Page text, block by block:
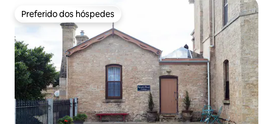
Preferido dos hóspedes
Preferido dos hóspedes